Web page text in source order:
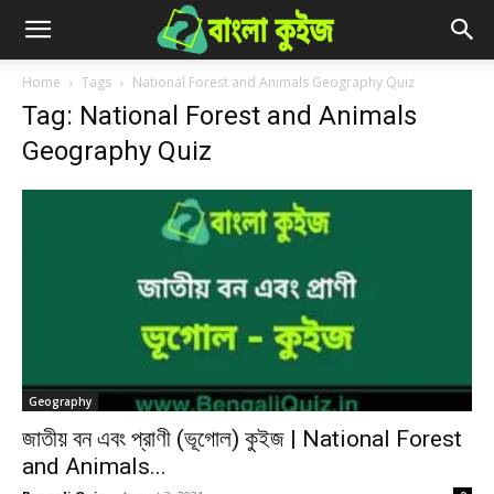
Home Tags National Forest and Animals Geography Quiz
Tag: National Forest and Animals
Geography Quiz
Geography
জাতীয় বন এবং প্রাণী (ভূগোল) কুইজ | National Forest
and Animals...